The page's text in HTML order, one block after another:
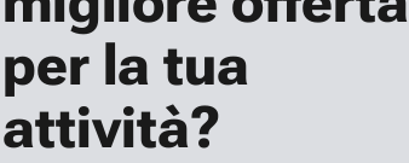
per la tua
attività?